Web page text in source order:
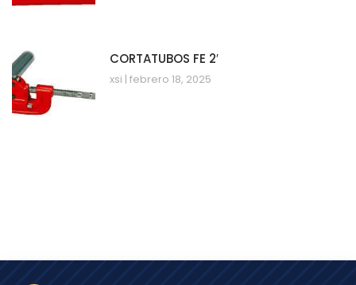
CORTATUBOS FE 2′
xsi febrero 18, 2025